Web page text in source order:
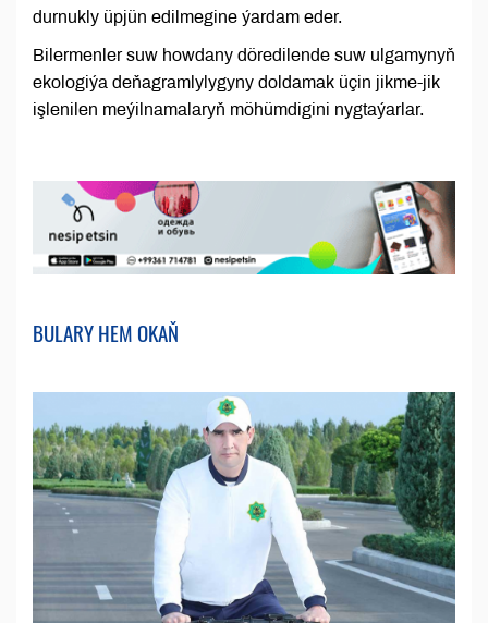
durnukly üpjün edilmegine ýardam eder.
Bilermenler suw howdany döredilende suw ulgamynyň
ekologiýa deňagramlylygyny doldamak üçin jikme-jik
işlenilen meýilnamalaryň möhümdigini nygtaýarlar.
BULARY HEM OKAŇ